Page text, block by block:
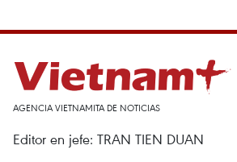
AGENCIA VIETNAMITA DE NOTICIAS
Editor en jefe: TRAN TIEN DUAN